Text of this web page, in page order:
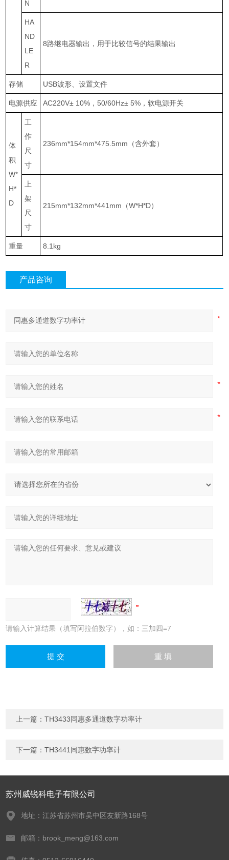
N
HA
ND
LE
R
8路继电器输出，用于比较信号的结果输出
存储 USB波形、设置文件
电源供应 AC220V± 10% ，50/60Hz± 5% ，软电源开关
体
积
W*
H*
D
工
作
尺
寸
236mm*154mm*475.5mm （含外套）
上
架
尺
寸
215mm*132mm*441mm （W*H*D）
重量 8.1kg
产品咨询
请输入计算结果（填写阿拉伯数字），如：三加四=7
上一篇：TH3433同惠多通道数字功率计
下一篇：TH3441同惠数字功率计
苏州威锐科电子有限公司
地址：江苏省苏州市吴中区友新路168号
邮箱：brook_meng@163.com